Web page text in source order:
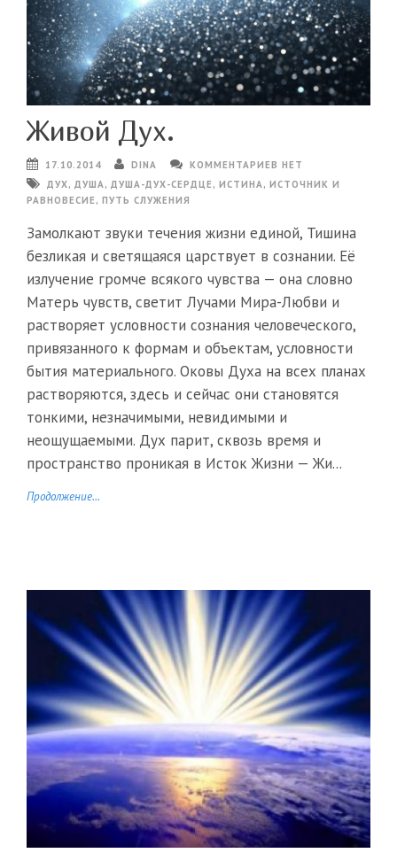
Живой Дух.
17.10.2014 DINA
КОММЕНТАРИЕВ НЕТ
ДУХ, ДУША, ДУША-ДУХ-СЕРДЦЕ, ИСТИНА, ИСТОЧНИК И
РАВНОВЕСИЕ, ПУТЬ СЛУЖЕНИЯ
Замолкают звуки течения жизни единой, Тишина
безликая и светящаяся царствует в сознании. Её
излучение громче всякого чувства — она словно
Матерь чувств, светит Лучами Мира-Любви и
растворяет условности сознания человеческого,
привязанного к формам и объектам, условности
бытия материального. Оковы Духа на всех планах
растворяются, здесь и сейчас они становятся
тонкими, незначимыми, невидимыми и
неощущаемыми. Дух парит, сквозь время и
пространство проникая в Исток Жизни — Жи...
Продолжение...